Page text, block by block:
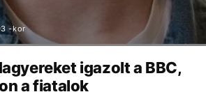
-kor
igazolt a BBC,
a fiatalok